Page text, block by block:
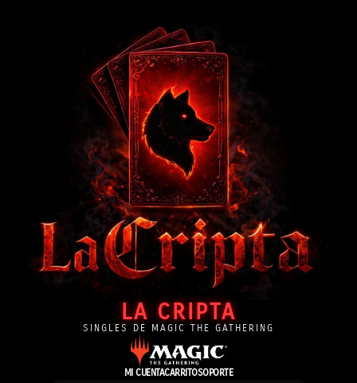
LA CRIPTA
SINGLES DE MAGIC THE GATHERING
MI CUENTACARRITOSOPORTE